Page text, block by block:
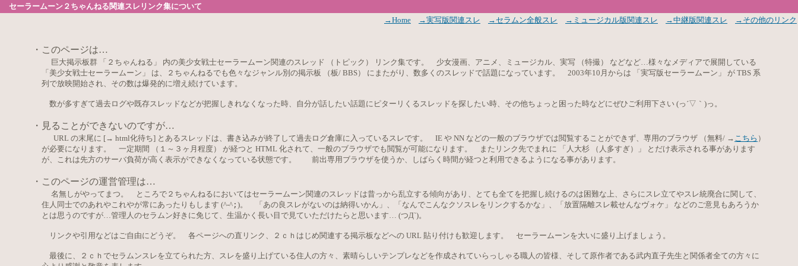
セーラームーン２ちゃんねる関連スレリンク集について
→Home
→実写版関連スレ →セラムン全般スレ →ミュージカル版関連スレ →中継版関連スレ →その他のリンク
・ このページは…
巨大掲示板群 「２ちゃんねる」 内の美少女戦士セーラームーン関連のスレッド （トピック） リンク集です。 少女漫画、アニメ、ミュージカル、実写 （特撮） などなど…様々なメディアで展開している
「美少女戦士セーラームーン」 は、２ちゃんねるでも色々なジャンル別の掲示板 （板/ BBS） にまたがり、数多くのスレッドで話題になっています。 2003年10月からは 「実写版セーラームーン」 が TBS 系
列で放映開始され、その数は爆発的に増え続けています。
数が多すぎて過去ログや既存スレッドなどが把握しきれなくなった時、自分が話したい話題にピターリくるスレッドを探したい時、その他ちょっと困った時などにぜひご利用下さ い (っ´▽｀)っ。
・ 見ることができないのですが…
URL の末尾に [→ html化待ち] とあるスレッドは、書き込みが終了して過去ログ倉庫に入っているスレです。 IE や NN などの一般のブラウザでは閲覧することができず、専用のブラウザ （無料/ → こちら ）
が必要になります。 一定期間 （１～３ヶ月程度） が経つと HTML 化されて、一般のブラウザでも閲覧が可能になります。 またリンク先でまれに 「人大杉 （人多すぎ）」 とだけ表示される事があります
が、これは先方のサーバ負荷が高く表示ができなくなっている状態です。 前出専用ブラウザを使うか、しばらく時間が経つと利用できるようになる事があります。
・ このページの運営管理は…
名無しがやってまつ。 ところで２ちゃんねるにおいてはセーラームーン関連のスレッドは昔っから乱立する傾向があり、とても全てを把握し続けるのは困難な上、さらにスレ立てやスレ統廃合に関して、
住人同士でのあれやこれやが常にあったりもしま す (^-^ ; )。 「あの良スレがないのは納得いかん」、「なんでこんなクソスレをリンクするかな」、「放置隔離スレ載せんなヴォケ」 などのご意見もあろうか
とは思うのですが…管理人のセラムン好きに免じて、生温かく長い目で見ていただけたらと思いま す… (つД`)。
リンクや引用などはご自由にどうぞ。 各ページへの直リンク、２ｃｈはじめ関連する掲示板などへの URL 貼り付けも歓迎します。 セーラームーンを大いに盛り上げましょう。
最後に、２ｃｈでセラムンスレを立てられた方、スレを盛り上げている住人の方々、素晴らしいテンプレなどを作成されていらっしゃる職人の皆様、そして原作者である武内直子先生と関係者全ての方々に